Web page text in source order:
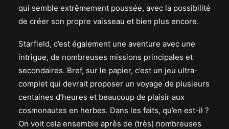
qui semble extrêmement poussée, avec la possibilité
de créer son propre vaisseau et bien plus encore.
Starfield, c’est également une aventure avec une
intrigue, de nombreuses missions principales et
secondaires. Bref, sur le papier, c’est un jeu ultra-
complet qui devrait proposer un voyage de plusieurs
centaines d’heures et beaucoup de plaisir aux
cosmonautes en herbes. Dans les faits, qu’en est-il ?
On voit cela ensemble après de (très) nombreuses